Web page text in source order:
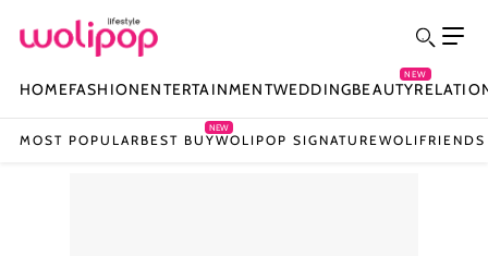
HOMEFASHIONENTERTAINMENTWEDDINGBEAUTY
NEW
MOST POPULAR BEST BUY
NEW
WOLIPOP SIGNATUREWOLIFRIENDS